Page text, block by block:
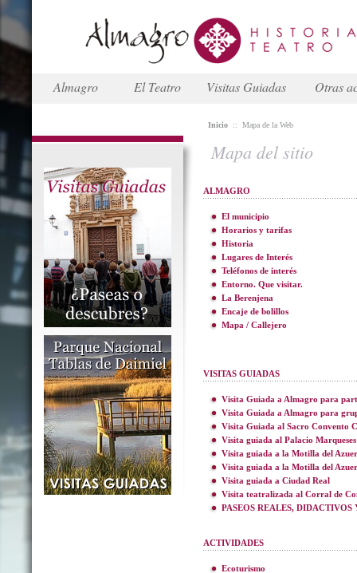
Almagro El Teatro Visitas Guiadas Otras
Inicio :: Mapa de la Web
Mapa del sitio
ALMAGRO
El municipio
Horarios y tarifas
Historia
Lugares de Interés
Teléfonos de interés
Entorno. Que visitar.
La Berenjena
Encaje de bolillos
Mapa / Callejero
VISITAS GUIADAS
Visita Guiada a Almagro para
Visita Guiada a Almagro para
Visita Guiada al Sacro Convento
Visita guiada al Palacio
Visita guiada a la Motilla del
Visita guiada a la Motilla del
Visita guiada a Ciudad Real
Visita teatralizada al Corral de
PASEOS REALES,
ACTIVIDADES
Ecoturismo